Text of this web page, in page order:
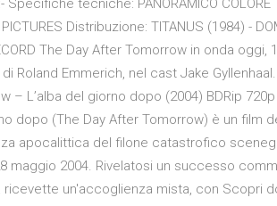
Specifiche tecniche: PANORAMICO
PICTURES Distribuzione: TITANUS (1984) -
The Day After Tomorrow in onda
Roland Emmerich, nel cast Jake
– L’alba del giorno dopo (2004) BDRip 720p
dopo (The Day After Tomorrow) è un film
apocalittica del filone catastrofico
maggio 2004. Rivelatosi un successo
un'accoglienza mista, con Scopri